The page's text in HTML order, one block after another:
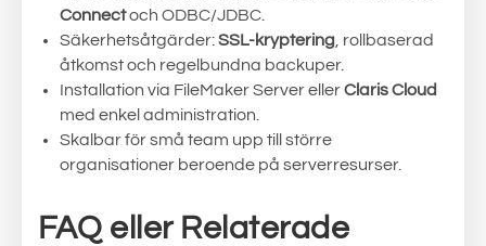
Connectoch ODBC/JDBC.
Säkerhetsåtgärder:SSL-kryptering , rollbaserad
åtkomst och regelbundna backuper.
Installation via FileMaker Server ellerClaris Cloud
med enkel administration.
Skalbar för små team upp till större
organisationer beroende på serverresurser.
FAQ eller Relaterade